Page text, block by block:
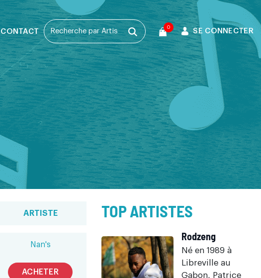
CONTACT
0 SE CONNECTER
ARTISTE
Nan's
ACHETER
TOP ARTISTES
Rodzeng
Né en 1989 à
Libreville au
Gabon, Patrice